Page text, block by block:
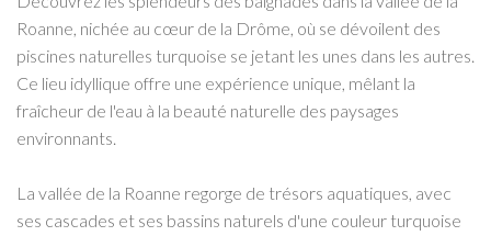
Roanne, nichée au cœur de la Drôme, où se dévoilent des
piscines naturelles turquoise se jetant les unes dans les autres.
Ce lieu idyllique offre une expérience unique, mêlant la
fraîcheur de l'eau à la beauté naturelle des paysages
environnants.
La vallée de la Roanne regorge de trésors aquatiques, avec
ses cascades et ses bassins naturels d'une couleur turquoise